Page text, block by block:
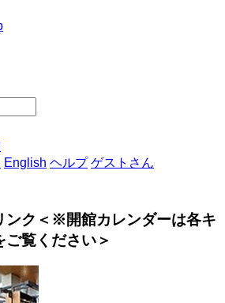
English ヘルプ ゲストさん
ンク＜※開館カレンダーは各キ
ご覧ください＞